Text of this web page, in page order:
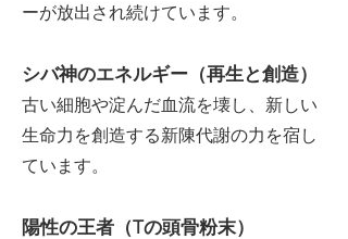
ーが放出され続けています。
シバ神のエネルギー（再生と創造）
古い細胞や淀んだ血流を壊し、新しい
生命力を創造する新陳代謝の力を宿し
ています。
陽性の王者（Tの頭骨粉末）